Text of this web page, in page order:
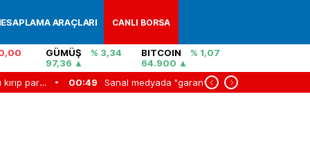
ARAÇLARI CANLI BORSA
GÜMÜŞ
% 3,34
97,36
BITCOIN
% 1,07
64.900
Sanal medyada "garantili vize” tuzağı 00:16 Yapılandırmada dikkat! Vergi borçlarına 72 ay taksit için son günler